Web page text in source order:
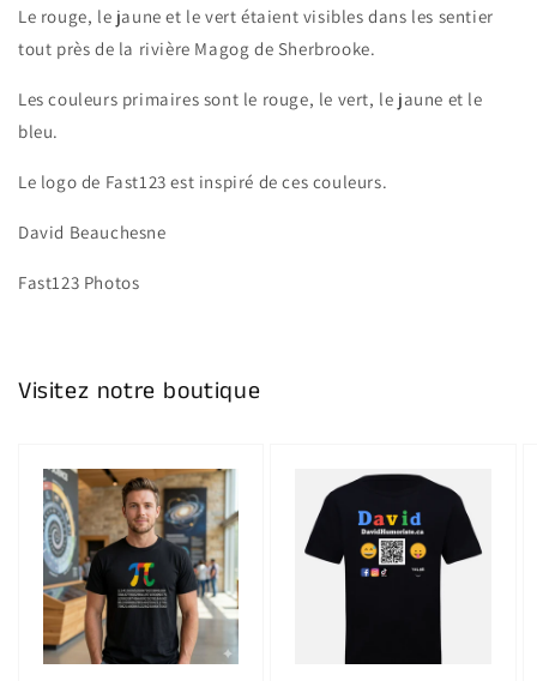
Le rouge, le jaune et le vert étaient visibles dans les sentier
tout près de la rivière Magog de Sherbrooke.
Les couleurs primaires sont le rouge, le vert, le jaune et le
bleu.
Le logo de Fast123 est inspiré de ces couleurs.
David Beauchesne
Fast123 Photos
Visitez notre boutique